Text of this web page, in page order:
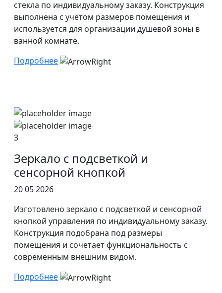
стекла по индивидуальному заказу. Конструкция
выполнена с учётом размеров помещения и
используется для организации душевой зоны в
ванной комнате.
Подробнее
3
Зеркало с подсветкой и
сенсорной кнопкой
20 05 2026
Изготовлено зеркало с подсветкой и сенсорной
кнопкой управления по индивидуальному заказу.
Конструкция подобрана под размеры
помещения и сочетает функциональность с
современным внешним видом.
Подробнее